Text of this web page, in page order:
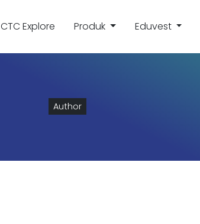
CTC Explore Produk Eduvest
Author